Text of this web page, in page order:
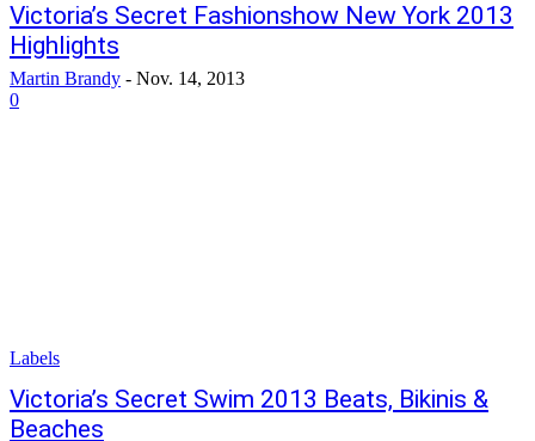
Victoria’s Secret Fashionshow New York 2013
Highlights
Martin Brandy - Nov. 14, 2013
0
Labels
Victoria’s Secret Swim 2013 Beats, Bikinis &
Beaches